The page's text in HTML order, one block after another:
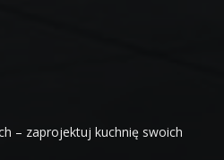
– zaprojektuj kuchnię swoich